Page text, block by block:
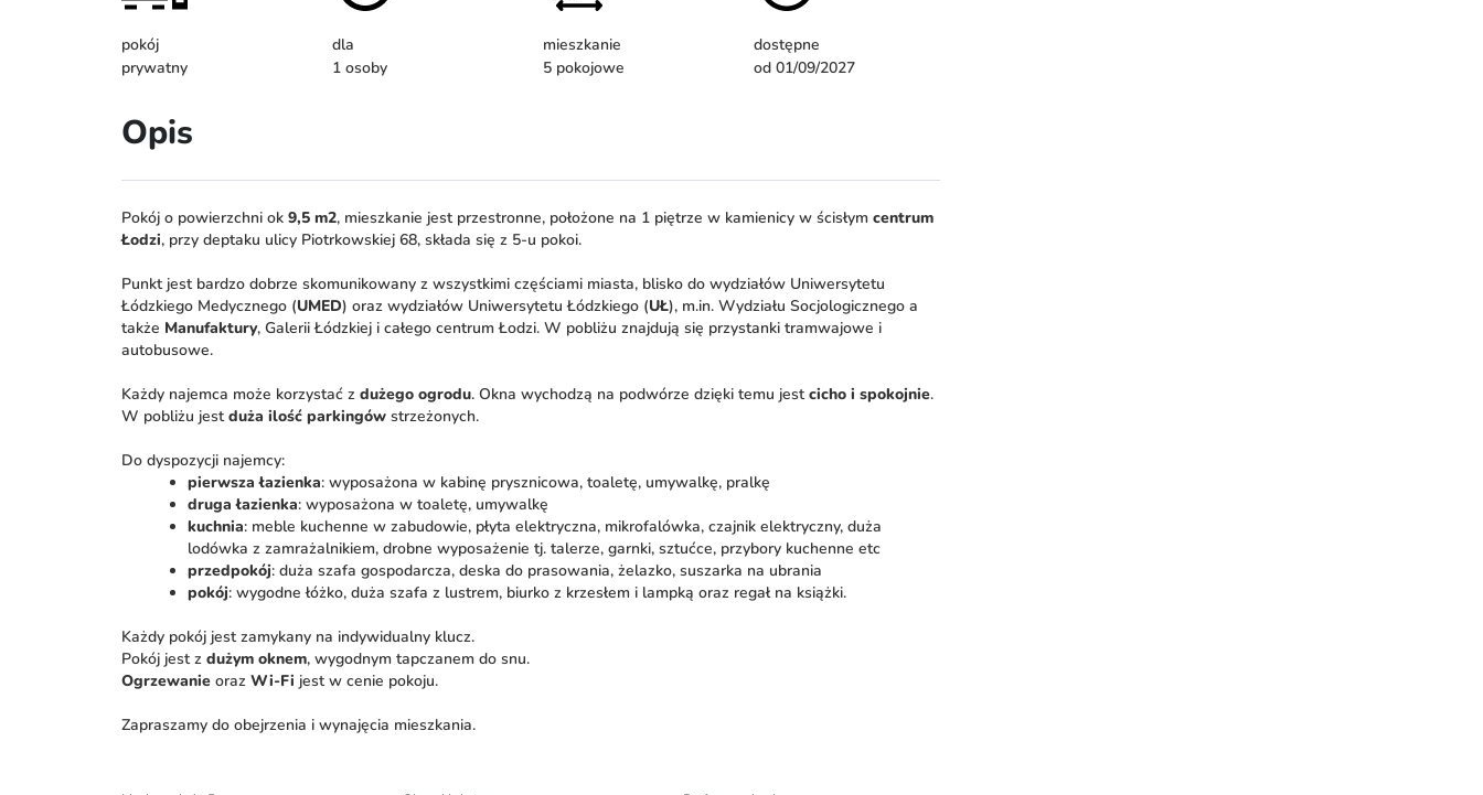
pokój
prywatny
dla
1 osoby
mieszkanie
5 pokojowe
dostępne
od 01/09/2027
Opis
Pokój o powierzchni ok 9,5 m2, mieszkanie jest przestronne, położone na 1 piętrze w kamienicy w ścisłym centrum
Łodzi, przy deptaku ulicy Piotrkowskiej 68, składa się z 5-u pokoi.
Punkt jest bardzo dobrze skomunikowany z wszystkimi częściami miasta, blisko do wydziałów Uniwersytetu
Łódzkiego Medycznego (UMED) oraz wydziałów Uniwersytetu Łódzkiego (UŁ), m.in. Wydziału Socjologicznego a
także Manufaktury, Galerii Łódzkiej i całego centrum Łodzi. W pobliżu znajdują się przystanki tramwajowe i
autobusowe.
Każdy najemca może korzystać z dużego ogrodu. Okna wychodzą na podwórze dzięki temu jestcicho i spokojnie.
W pobliżu jestduża ilość parkingów strzeżonych.
Do dyspozycji najemcy:
pierwsza łazienka: wyposażona w kabinę prysznicowa, toaletę, umywalkę, pralkę
druga łazienka: wyposażona w toaletę, umywalkę
kuchnia: meble kuchenne w zabudowie, płyta elektryczna, mikrofalówka, czajnik elektryczny, duża
lodówka z zamrażalnikiem, drobne wyposażenie tj. talerze, garnki, sztućce, przybory kuchenne etc
przedpokój: duża szafa gospodarcza, deska do prasowania, żelazko, suszarka na ubrania
pokój: wygodne łóżko, duża szafa z lustrem, biurko z krzesłem i lampką oraz regał na książki.
Każdy pokój jest zamykany na indywidualny klucz.
Pokój jest z dużym oknem, wygodnym tapczanem do snu.
Ogrzewanie oraz Wi-Fi jest w cenie pokoju.
Zapraszamy do obejrzenia i wynajęcia mieszkania.